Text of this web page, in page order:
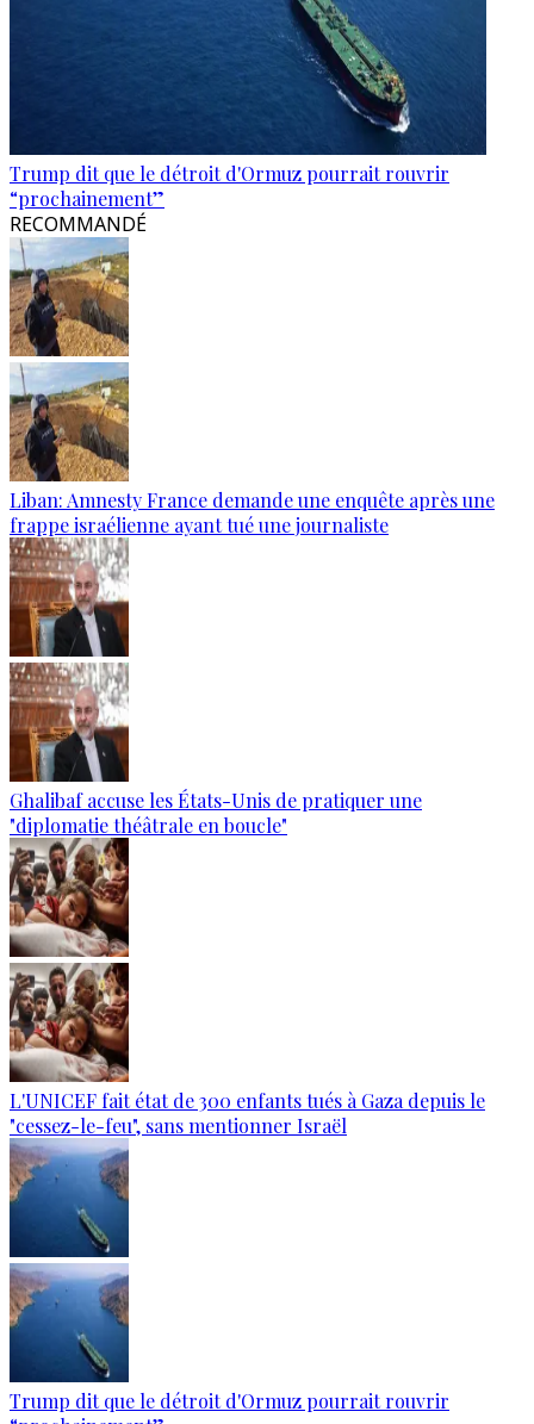
Trump dit que le détroit d'Ormuz pourrait rouvrir
“prochainement”
RECOMMANDÉ
Liban: Amnesty France demande une enquête après une
frappe israélienne ayant tué une journaliste
Ghalibaf accuse les États-Unis de pratiquer une
"diplomatie théâtrale en boucle"
L'UNICEF fait état de 300 enfants tués à Gaza depuis le
"cessez-le-feu", sans mentionner Israël
Trump dit que le détroit d'Ormuz pourrait rouvrir